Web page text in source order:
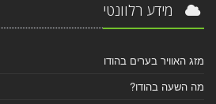
מידע רלוונטי
מזג האוויר בערים בהודו
מה השעה בהודו?